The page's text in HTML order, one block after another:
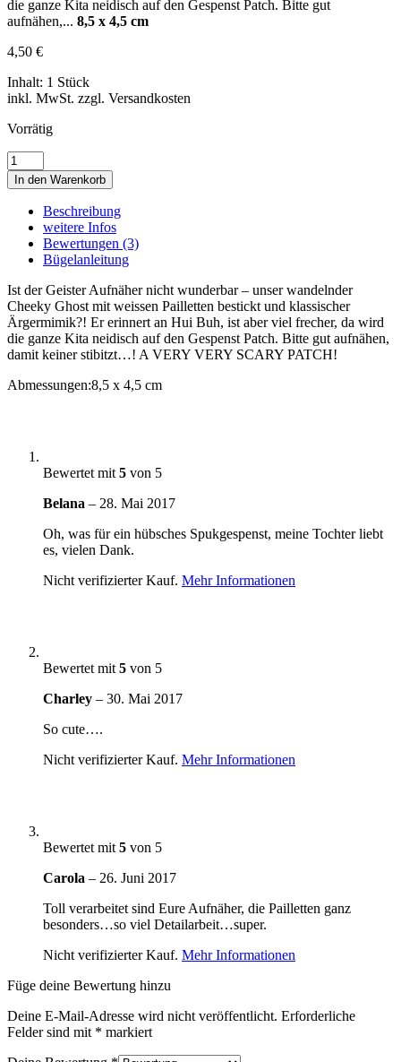
die ganze Kita neidisch auf den Gespenst Patch. Bitte gut
aufnähen,... 8,5 x 4,5 cm
4,50 €
Inhalt: 1 Stück
inkl. MwSt. zzgl. Versandkosten
Vorrätig
CHEEKY
GHOST
•
PAILETTEN
PAILLETTEN
SEQUIN
•
GESPENST
•
geist
Menge
In den Warenkorb
Beschreibung
weitere Infos
Bewertungen (3)
Bügelanleitung
Ist der Geister Aufnäher nicht wunderbar – unser wandelnder
Cheeky Ghost mit weissen Pailletten bestickt und klassischer
Ärgermimik?! Er erinnert an Hui Buh, ist aber viel frecher, da wird
die ganze Kita neidisch auf den Gespenst Patch. Bitte gut aufnähen,
damit keiner stibitzt…! A VERY VERY SCARY PATCH!
Abmessungen:8,5 x 4,5 cm
Bewertet mit 5 von 5
Belana – 28. Mai 2017
Oh, was für ein hübsches Spukgespenst, meine Tochter liebt
es, vielen Dank.
Nicht verifizierter Kauf. Mehr Informationen
Bewertet mit 5 von 5
Charley – 30. Mai 2017
So cute….
Nicht verifizierter Kauf. Mehr Informationen
Bewertet mit 5 von 5
Carola – 26. Juni 2017
Toll verarbeitet sind Eure Aufnäher, die Pailletten ganz
besonders…so viel Detailarbeit…super.
Nicht verifizierter Kauf. Mehr Informationen
Füge deine Bewertung hinzu
Deine E-Mail-Adresse wird nicht veröffentlicht. Erforderliche
Felder sind mit * markiert